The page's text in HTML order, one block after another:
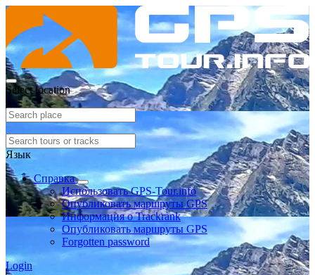
Select location
Язык
Справка
Использовать GPS-Tour.info
Опубликовать маршруты GPS
Информация о Trackrank
Опубликовать маршруты GPS
Forgotten password
Login